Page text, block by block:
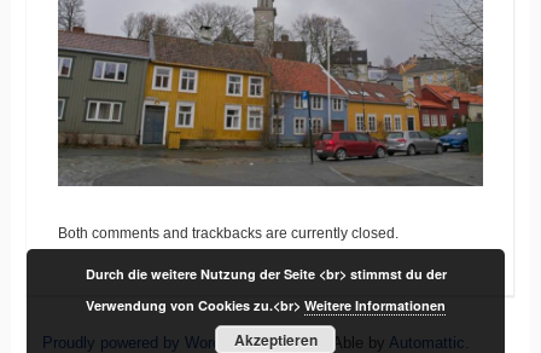
Both comments and trackbacks are currently closed.
Proudly powered by WordPress |Theme: Able by Automattic
Durch die weitere Nutzung der Seite <br> stimmst du der
Verwendung von Cookies zu.<br>Weitere Informationen
Akzeptieren